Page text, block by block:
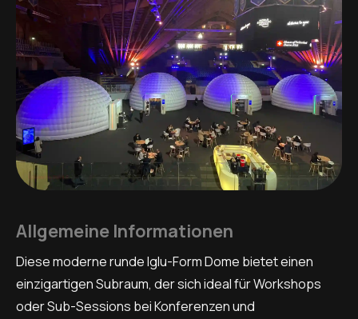
Allgemeine Informationen
Diese moderne runde Iglu-Form Dome bietet einen
einzigartigen Subraum, der sich ideal für Workshops
oder Sub-Sessions bei Konferenzen und